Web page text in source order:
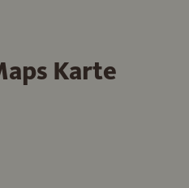
Karte